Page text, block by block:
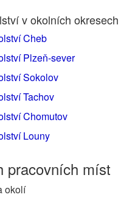
v okolních okresech
Cheb
Plzeň-sever
Sokolov
Tachov
Chomutov
Louny
pracovních míst
okolí